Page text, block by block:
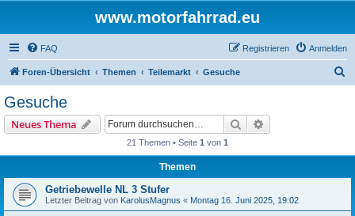
www.motorfahrrad.eu
FAQ Anmelden
Registrieren
Foren-Übersicht Themen Teilemarkt Gesuche
Gesuche
Neues Thema Suche
21 Themen • Seite 1 von 1
Themen
Getriebewelle NL 3 Stufer
Letzter Beitrag von KarolusMagnus « Montag 16. Juni 2025, 19:02